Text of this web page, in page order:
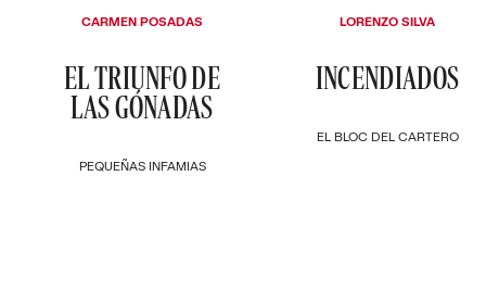
PEQUEÑAS INFAMIAS
EL TRIUNFO DE
LAS GÓNADAS
CARMEN POSADAS
EL BLOC DEL CARTERO
INCENDIADOS
LORENZO SILVA